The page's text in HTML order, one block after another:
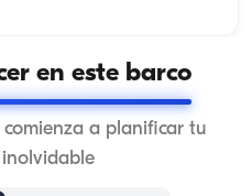
en este barco
a planificar tu